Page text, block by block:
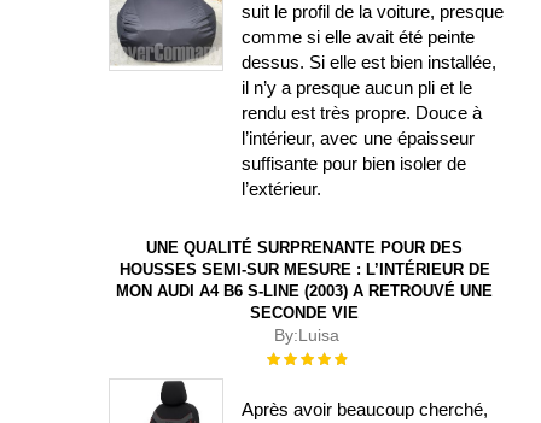
suit le profil de la voiture, presque
comme si elle avait été peinte
dessus. Si elle est bien installée,
il n’y a presque aucun pli et le
rendu est très propre. Douce à
l’intérieur, avec une épaisseur
suffisante pour bien isoler de
l’extérieur.
UNE QUALITÉ SURPRENANTE POUR DES
HOUSSES SEMI-SUR MESURE : L’INTÉRIEUR DE
MON AUDI A4 B6 S-LINE (2003) A RETROUVÉ UNE
SECONDE VIE
By:Luisa
Évaluation :
Après avoir beaucoup cherché,